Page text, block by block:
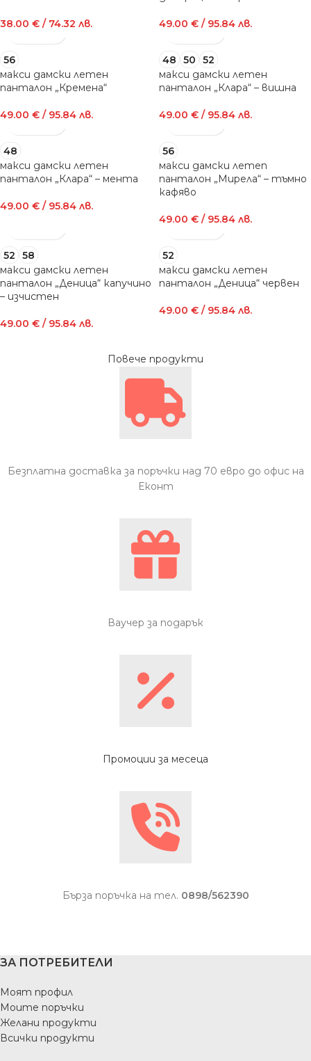
38.00 € / 74.32 лв. 49.00 € / 95.84 лв.
56
макси дамски летен
панталон „Кремена“
49.00 € / 95.84 лв.
48 50
52
макси дамски летен
панталон „Клара“ – вишна
49.00 € / 95.84 лв.
48
макси дамски летен
панталон „Клара“ – мента
49.00 € / 95.84 лв.
56
макси дамски летen
панталон „Мирела“ – тъмно
кафяво
49.00 € / 95.84 лв.
52
58
макси дамски летен
панталон „Деница“ капучино
– изчистен
49.00 € / 95.84 лв.
52
макси дамски летен
панталон „Деница“ червен
49.00 € / 95.84 лв.
Повече продукти
Безплатна доставка за поръчки над 70 евро до офис на
Еконт
Ваучер за подарък
Промоции за месеца
Бърза поръчка на тел. 0898/562390
ЗА ПОТРЕБИТЕЛИ
Моят профил
Моите поръчки
Желани продукти
Всички продукти